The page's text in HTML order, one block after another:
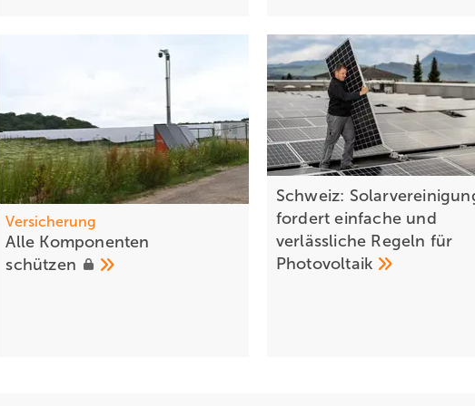
Versicherung
Alle Komponenten
schützen
Schweiz:
fordert einfache und
verlässliche Regeln für
Photovoltaik